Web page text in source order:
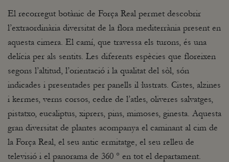
El recorregut botànic de Força Real permet descobrir
l’extraordinària diversitat de la flora mediterrània present en
aquesta cimera. El camí, que travessa els turons, és una
delícia per als sentits. Les diferents espècies que floreixen
segons l’altitud, l’orientació i la qualitat del sòl, són
indicades i presentades per panells il·lustrats. Cistes, alzines
i kermes, verns corsos, cedre de l’atles, oliveres salvatges,
pistatxo, eucaliptus, xiprers, pins, mimoses, ginesta. Aquesta
gran diversitat de plantes acompanya el caminant al cim de
la Força Real, el seu antic ermitatge, el seu relleu de
televisió i el panorama de 360 ​​° en tot el departament.